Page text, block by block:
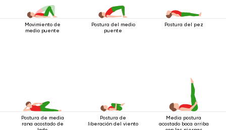
Movimiento de
medio puente
Postura del medio
puente
Postura del pez
Postura de media
rana acostado de
Postura de
liberación del viento
Media postura
acostado boca arriba